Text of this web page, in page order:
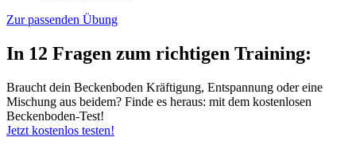
Zur passenden Übung
In 12 Fragen zum richtigen Training:
Braucht dein Beckenboden Kräftigung, Entspannung oder eine
Mischung aus beidem? Finde es heraus: mit dem kostenlosen
Beckenboden-Test!
Jetzt kostenlos testen!